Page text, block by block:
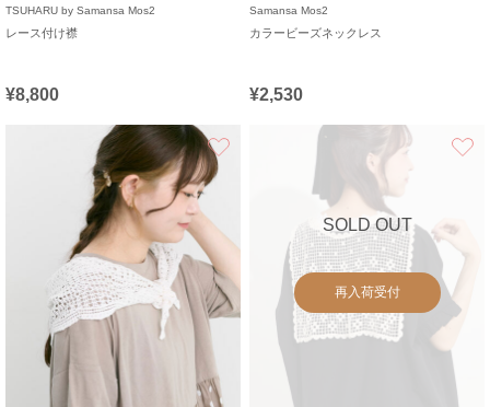
TSUHARU by Samansa Mos2
レース付け襟
¥8,800
Samansa Mos2
カラービーズネックレス
¥2,530
SOLD OUT
再入荷受付